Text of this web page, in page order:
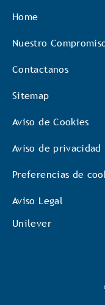
Home
Nuestro
Contactanos
Sitemap
Aviso de Cookies
Aviso de privacidad
Preferencias de
Aviso Legal
Unilever